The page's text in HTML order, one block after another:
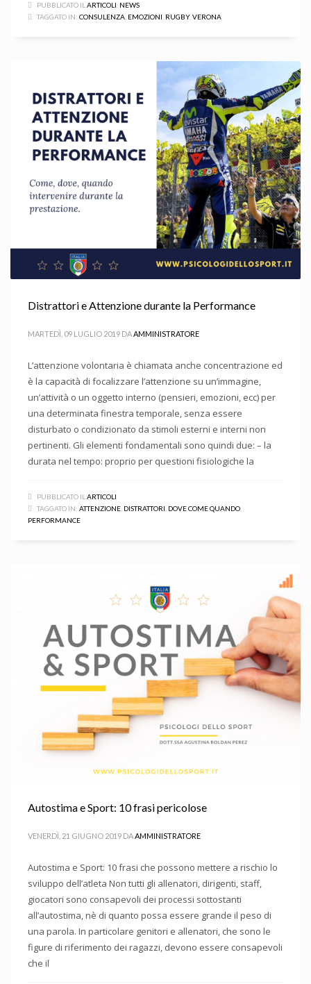
PUBBLICATO IL ARTICOLI NEWS
TAGGATO IN: CONSULENZA EMOZIONI RUGBY, VERONA
Distrattori e Attenzione durante la Performance
MARTEDÌ, 09 LUGLIO 2019 DA AMMINISTRATORE
L’attenzione volontaria è chiamata anche concentrazione ed
è la capacità di focalizzare l’attenzione su un’immagine,
un’attività o un oggetto interno (pensieri, emozioni, ecc) per
una determinata finestra temporale, senza essere
disturbato o condizionato da stimoli esterni e interni non
pertinenti. Gli elementi fondamentali sono quindi due: – la
durata nel tempo: proprio per questioni fisiologiche la
PUBBLICATO IL ARTICOLI
TAGGATO IN: ATTENZIONE DISTRATTORI DOVE COME QUANDO
PERFORMANCE
Autostima e Sport: 10 frasi pericolose
VENERDÌ, 21 GIUGNO 2019 DAAMMINISTRATORE
Autostima e Sport: 10 frasi che possono mettere a rischio lo
sviluppo dell’atleta Non tutti gli allenatori, dirigenti, staff,
giocatori sono consapevoli dei processi sottostanti
all’autostima, nè di quanto possa essere grande il peso di
una parola. In particolare genitori e allenatori, che sono le
figure di riferimento dei ragazzi, devono essere consapevoli
che il